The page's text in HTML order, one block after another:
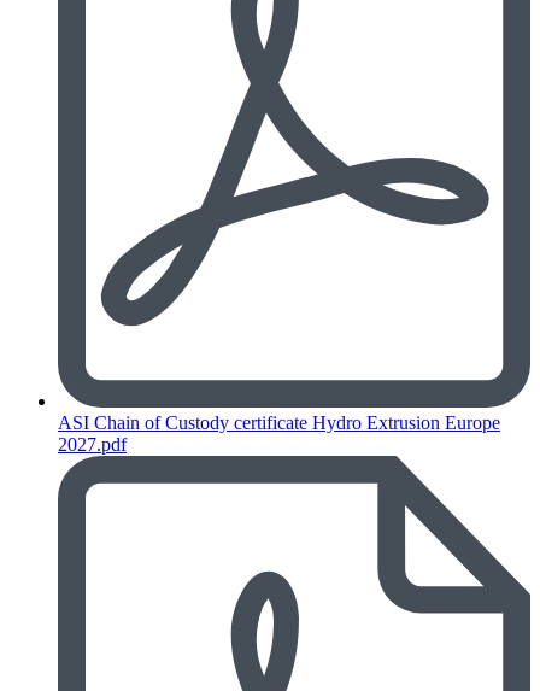
ASI Chain of Custody certificate Hydro Extrusion Europe
2027.pdf